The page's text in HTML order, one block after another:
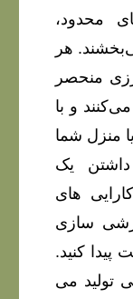
محدود،
هر
منحصر
و با
منزل شما
داشتن یک
های
سازی
کنید.
تولید می